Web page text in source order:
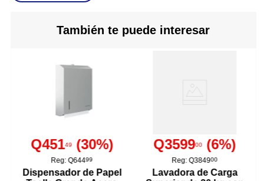
B&k Industries
Código SKU 212721
También te puede interesar
Q45149 (30%)
Reg: Q64499
Dispensador de Papel
Q359900 (6%)
Reg: Q384900
Lavadora de Carga